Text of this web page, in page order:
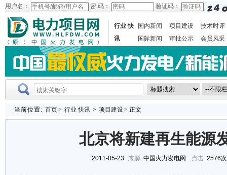
用户名： 密 码： 验证码：
行业 快
讯
国内新闻 项目建设
技术时评
国际新闻
审批公示 会员风采
当前位置: 首页> 行业 快讯 > 项目建设> 正文
北京将新建再生能源
2011-05-23 来源: 中国火力发电网 点击: 2576